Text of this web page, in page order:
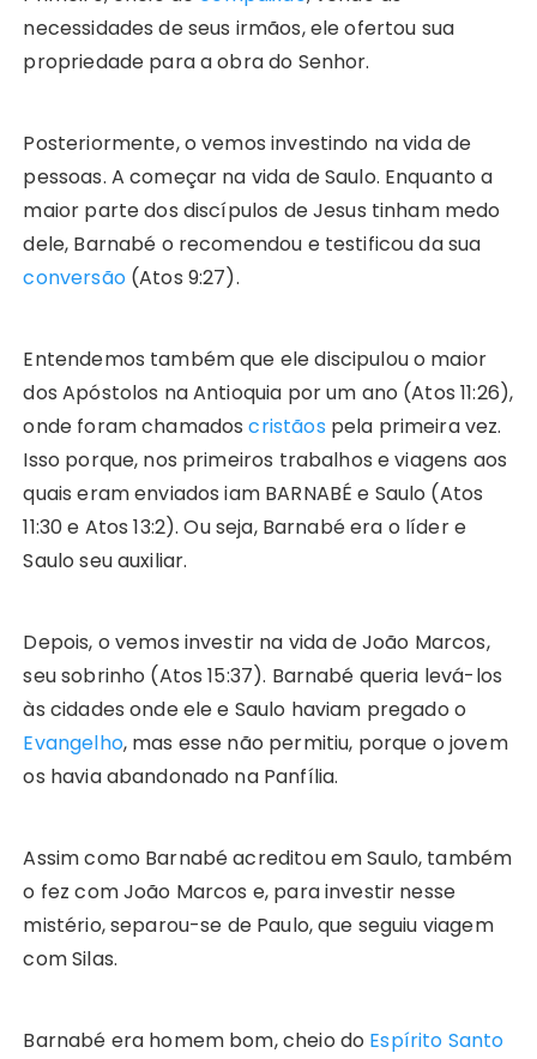
necessidades de seus irmãos, ele ofertou sua
propriedade para a obra do Senhor.
Posteriormente, o vemos investindo na vida de
pessoas. A começar na vida de Saulo. Enquanto a
maior parte dos discípulos de Jesus tinham medo
dele, Barnabé o recomendou e testificou da sua
conversão(Atos 9:27).
Entendemos também que ele discipulou o maior
dos Apóstolos na Antioquia por um ano (Atos 11:26),
onde foram chamadoscristãos pela primeira vez.
Isso porque, nos primeiros trabalhos e viagens aos
quais eram enviados iam BARNABÉ e Saulo (Atos
11:30 e Atos 13:2). Ou seja, Barnabé era o líder e
Saulo seu auxiliar.
Depois, o vemos investir na vida de João Marcos,
seu sobrinho (Atos 15:37). Barnabé queria levá-los
às cidades onde ele e Saulo haviam pregado o
Evangelho, mas esse não permitiu, porque o jovem
os havia abandonado na Panfília.
Assim como Barnabé acreditou em Saulo, também
o fez com João Marcos e, para investir nesse
mistério, separou-se de Paulo, que seguiu viagem
com Silas.
Barnabé era homem bom, cheio do Espírito Santo